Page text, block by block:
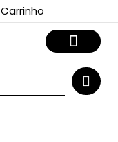
Carrinho